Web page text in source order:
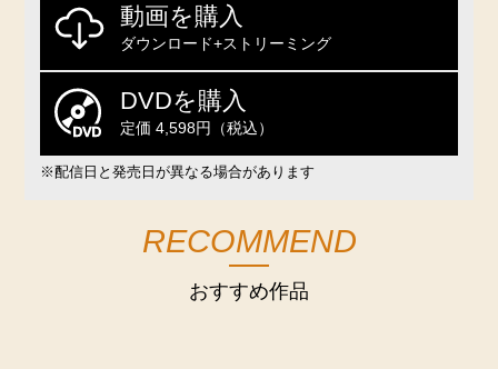
動画を購入
ダウンロード+ストリーミング
DVDを購入
定価 4,598円（税込）
※配信日と発売日が異なる場合があります
RECOMMEND
おすすめ作品